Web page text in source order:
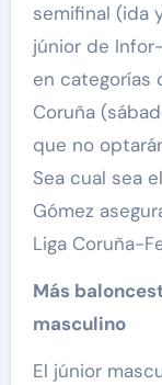
semifinal (ida
júnior de
en categorías
Coruña
que no
Sea cual sea
Gómez
Liga Coruña-
Más
masculino
El júnior